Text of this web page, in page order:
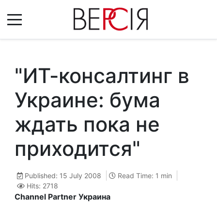
"ИТ-консалтинг в
Украине: бума
ждать пока не
приходится"
Published: 15 July 2008
Read Time: 1 min
Hits: 2718
Channel Partner Украина